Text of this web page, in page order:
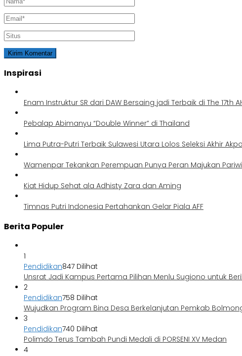
Inspirasi
Enam Instruktur SR dari DAW Bersaing jadi Terbaik di The 17th
Pebalap Abimanyu “Double Winner” di Thailand
Lima Putra-Putri Terbaik Sulawesi Utara Lolos Seleksi Akhir
Wamenpar Tekankan Perempuan Punya Peran Majukan
Kiat Hidup Sehat ala Adhisty Zara dan Aming
Timnas Putri Indonesia Pertahankan Gelar Piala AFF
Berita Populer
1
Pendidikan847 Dilihat
Unsrat Jadi Kampus Pertama Pilihan Menlu Sugiono untuk
2
Pendidikan758 Dilihat
Wujudkan Program Bina Desa Berkelanjutan Pemkab
3
Pendidikan740 Dilihat
Polimdo Terus Tambah Pundi Medali di PORSENI XV Medan
4